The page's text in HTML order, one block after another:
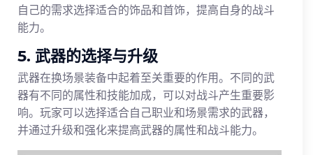
自己的需求选择适合的饰品和首饰，提高自身的战斗
能力。
5. 武器的选择与升级
武器在换场景装备中起着至关重要的作用。不同的武
器有不同的属性和技能加成，可以对战斗产生重要影
响。玩家可以选择适合自己职业和场景需求的武器，
并通过升级和强化来提高武器的属性和战斗能力。